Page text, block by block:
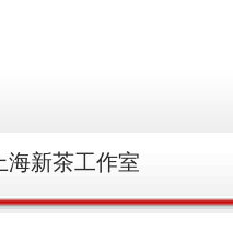
海新茶工作室